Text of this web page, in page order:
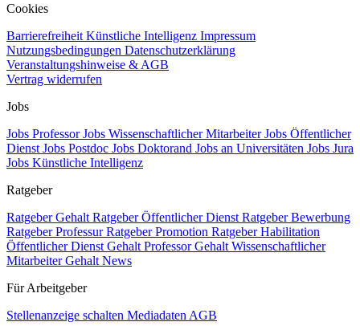
Cookies
Barrierefreiheit Künstliche Intelligenz Impressum
Nutzungsbedingungen Datenschutzerklärung
Veranstaltungshinweise & AGB
Vertrag widerrufen
Jobs
Jobs ProfessorJobs Wissenschaftlicher MitarbeiterJobs Öffentlicher
Dienst Jobs Postdoc Jobs Doktorand Jobs an Universitäten Jobs Jura
Jobs Künstliche Intelligenz
Ratgeber
Ratgeber Gehalt Ratgeber Öffentlicher Dienst Ratgeber Bewerbung
Ratgeber ProfessurRatgeber Promotion Ratgeber Habilitation
Öffentlicher Dienst Gehalt Professor Gehalt Wissenschaftlicher
Mitarbeiter Gehalt News
Für Arbeitgeber
Stellenanzeige schalten Mediadaten AGB